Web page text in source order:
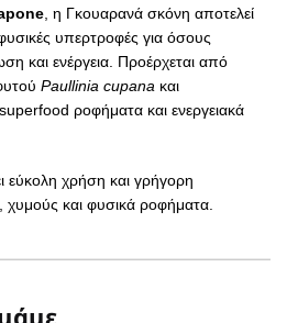
, η Γκουαρανά σκόνη αποτελεί
υπερτροφές για όσους
και ενέργεια. Προέρχεται από
Paullinia cupana και
ροφήματα και ενεργειακά
χρήση και γρήγορη
και φυσικά ροφήματα.